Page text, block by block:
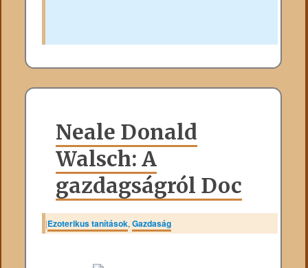
Neale Donald
Walsch: A
gazdagságról Doc
|Ezoterikus tanítások,Gazdaság